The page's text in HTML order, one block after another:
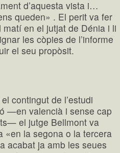
d’aquesta vista i…
queden» . El perit va fer
matí en el jutjat de Dénia i li
les còpies de l’informe
el seu propòsit.
contingut de l’estudi
—en valencià i sense cap
el jutge Bellmont va
«en la segona o la tercera
acabat ja amb les seues